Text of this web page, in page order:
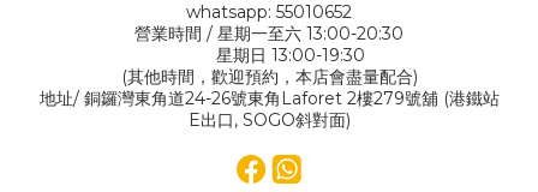
whatsapp: 55010652
營業時間 / 星期一至六 13:00-20:30
星期日 13:00-19:30
(其他時間，歡迎預約，本店會盡量配合)
地址/ 銅鑼灣東角道24-26號東角Laforet 2樓279號舖 (港鐵站
E出口, SOGO斜對面)